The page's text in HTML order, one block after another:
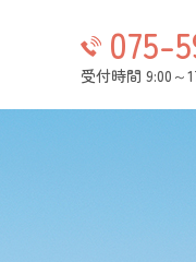
075-
受付時間 9:00～